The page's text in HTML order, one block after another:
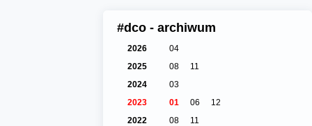
#dco - archiwum
2026
04
2025
08
11
2024
03
2023
01 06
12
2022
08 11